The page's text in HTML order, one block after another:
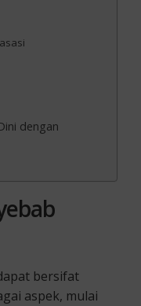
dengan
bersifat
aspek, mulai